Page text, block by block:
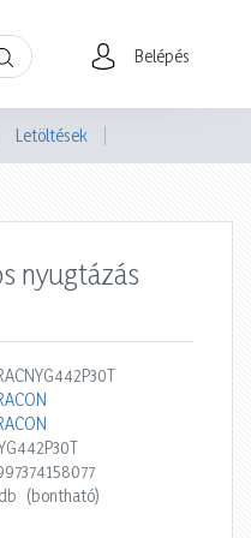
Belépés
Letöltések
nyugtázás
(bontható)